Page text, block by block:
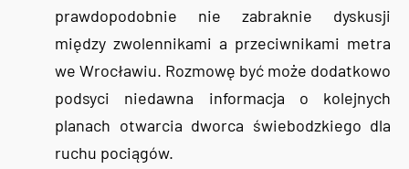
prawdopodobnie nie zabraknie dyskusji
między zwolennikami a przeciwnikami metra
we Wrocławiu. Rozmowę być może dodatkowo
podsyci niedawna informacja o kolejnych
planach otwarcia dworca świebodzkiego dla
ruchu pociągów.